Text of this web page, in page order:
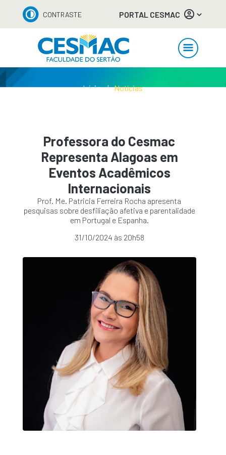
CONTRASTE PORTAL CESMAC
Início Notícias
Professora do Cesmac
Representa Alagoas em
Eventos Acadêmicos
Internacionais
Prof. Me. Patricia Ferreira Rocha apresenta
pesquisas sobre desfiliação afetiva e parentalidade
em Portugal e Espanha.
31/10/2024 às 20h58